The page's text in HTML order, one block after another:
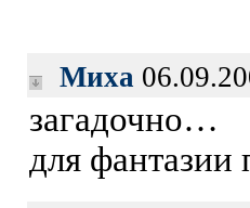
Миха
загадочно…
для фантазии